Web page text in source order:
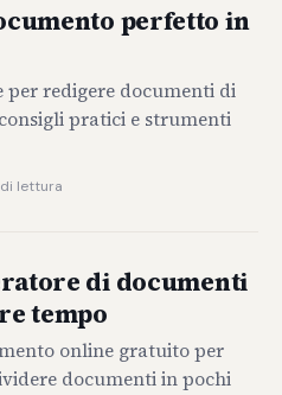
perfetto in
per redigere documenti di
pratici e strumenti
di lettura
di documenti
tempo
online gratuito per
documenti in pochi